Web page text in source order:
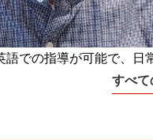
語での指導が可能で、日
すべ